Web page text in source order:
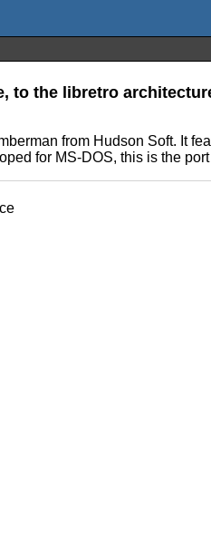
to the libretro
from Hudson Soft. It
for MS-DOS, this is the